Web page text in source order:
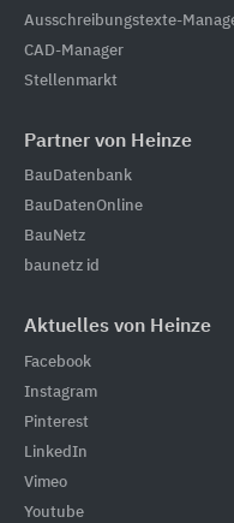
Ausschreibungstexte-
CAD-Manager
Stellenmarkt
Partner von Heinze
BauDatenbank
BauDatenOnline
BauNetz
baunetz id
Aktuelles von Heinze
Facebook
Instagram
Pinterest
LinkedIn
Vimeo
Youtube